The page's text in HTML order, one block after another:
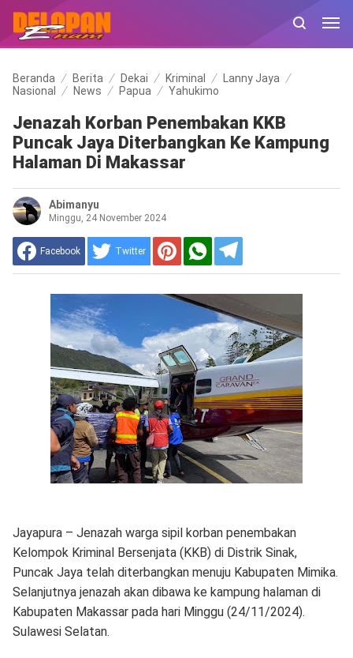
Beranda Berita Dekai Kriminal
Lanny Jaya
Nasional
News Papua Yahukimo
Jenazah Korban Penembakan KKB
Puncak Jaya Diterbangkan Ke Kampung
Halaman Di Makassar
Abimanyu
Minggu, 24 November 2024
Facebook Twitter
Jayapura – Jenazah warga sipil korban penembakan
Kelompok Kriminal Bersenjata (KKB) di Distrik Sinak,
Puncak Jaya telah diterbangkan menuju Kabupaten Mimika.
Selanjutnya jenazah akan dibawa ke kampung halaman di
Kabupaten Makassar pada hari Minggu (24/11/2024).
Sulawesi Selatan.